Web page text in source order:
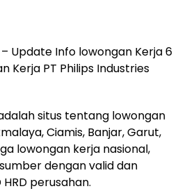
Update Info lowongan Kerja 6
Kerja PT Philips Industries
situs tentang lowongan
Ciamis, Banjar, Garut,
lowongan kerja nasional,
dengan valid dan
perusahan.